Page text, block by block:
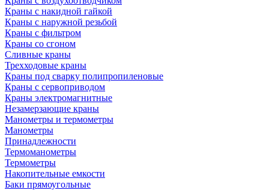
Краны с накидной гайкой
Краны с наружной резьбой
Краны с фильтром
Краны со сгоном
Сливные краны
Трехходовые краны
Краны под сварку полипропиленовые
Краны с сервоприводом
Краны электромагнитные
Незамерзающие краны
Манометры и термометры
Манометры
Принадлежности
Термоманометры
Термометры
Накопительные емкости
Баки прямоугольные